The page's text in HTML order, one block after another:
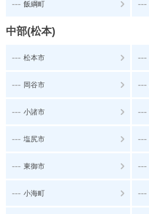
--- 飯綱町 ---
中部(松本)
--- 松本市 ---
--- 岡谷市 ---
--- 小諸市 ---
--- 塩尻市 ---
--- 東御市 ---
--- 小海町 ---